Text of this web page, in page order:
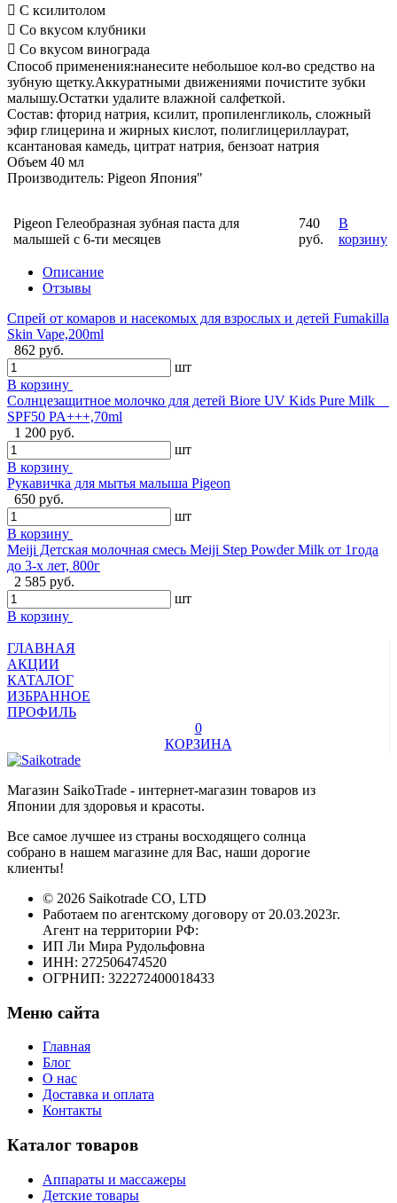
 С ксилитолом
 Со вкусом клубники
 Со вкусом винограда
Способ применения:нанесите небольшое кол-во средство на
зубную щетку.Аккуратными движениями почистите зубки
малышу.Остатки удалите влажной салфеткой.
Состав: фторид натрия, ксилит, пропиленгликоль, сложный
эфир глицерина и жирных кислот, полиглицериллаурат,
ксантановая камедь, цитрат натрия, бензоат натрия
Объем 40 мл
Производитель: Pigeon Япония"
Pigeon Гелеобразная зубная паста для
малышей с 6-ти месяцев
740
руб.
В
корзину
Описание
Отзывы
Спрей от комаров и насекомых для взрослых и детей Fumakilla
Skin Vape,200ml
862 руб.
шт
В корзину
Солнцезащитное молочко для детей Biore UV Kids Pure Milk
SPF50 PA+++,70ml
1 200 руб.
шт
В корзину
Рукавичка для мытья малыша Pigeon
650 руб.
шт
В корзину
Meiji Детская молочная смесь Meiji Step Powder Milk от 1года
до 3-х лет, 800г
2 585 руб.
шт
В корзину
ГЛАВНАЯ
АКЦИИ
КАТАЛОГ
ИЗБРАННОЕ
ПРОФИЛЬ
0
КОРЗИНА
Магазин SaikoTrade - интернет-магазин товаров из
Японии для здоровья и красоты.
Все самое лучшее из страны восходящего солнца
собрано в нашем магазине для Вас, наши дорогие
клиенты!
© 2026 Saikotrade CO, LTD
Работаем по агентскому договору от 20.03.2023г.
Агент на территории РФ:
ИП Ли Мира Рудольфовна
ИНН: 272506474520
ОГРНИП: 322272400018433
Меню сайта
Главная
Блог
О нас
Доставка и оплата
Контакты
Каталог товаров
Аппараты и массажеры
Детские товары